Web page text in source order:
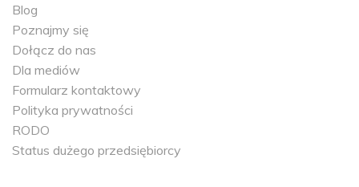
Blog
Poznajmy się
Dołącz do nas
Dla mediów
Formularz kontaktowy
Polityka prywatności
RODO
Status dużego przedsiębiorcy